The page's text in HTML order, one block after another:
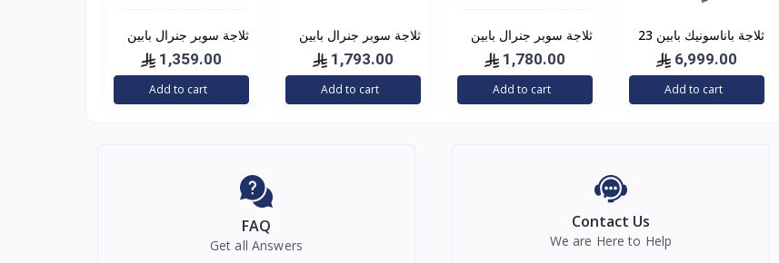
ثلاجة باناسونيك بابين 23
قدم استيل غامق (رمادي)
بلوحة تحكم خارجية 651
لتر بنظام
6,999.00
Add to cart
ثلاجة سوبر جنرال بابين
استيل 16.9 قدم استيل1,780.00
Add to cart
ثلاجة سوبر جنرال بابين
استيل 8.9 قدم1,793.00
Add to cart
ثلاجة سوبر جنرال بابين
استيل 11.7 قدم1,359.00
Add to cart
Contact Us
We are Here to Help
FAQ
Get all Answers